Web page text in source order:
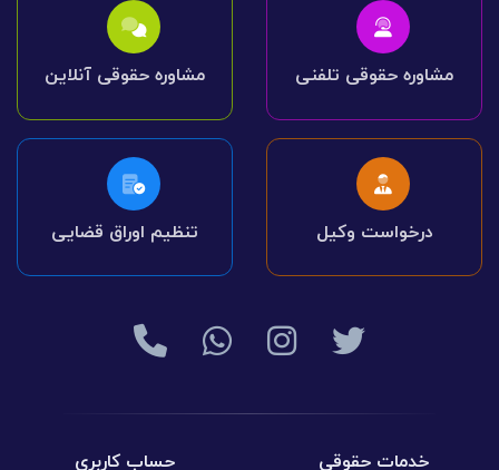
مشاوره حقوقی تلفنی مشاوره حقوقی آنلاین
درخواست وکیل تنظیم اوراق قضایی
خدمات حقوقی حساب کاربری